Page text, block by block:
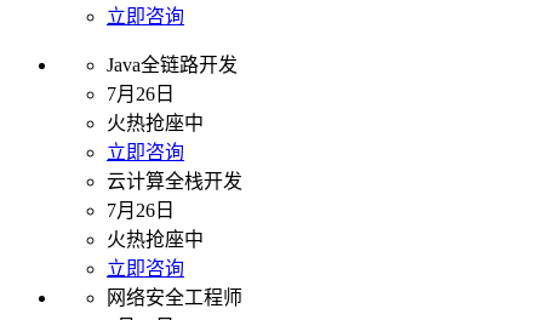
立即咨询
Java全链路开发
7月26日
火热抢座中
立即咨询
云计算全栈开发
7月26日
火热抢座中
立即咨询
网络安全工程师